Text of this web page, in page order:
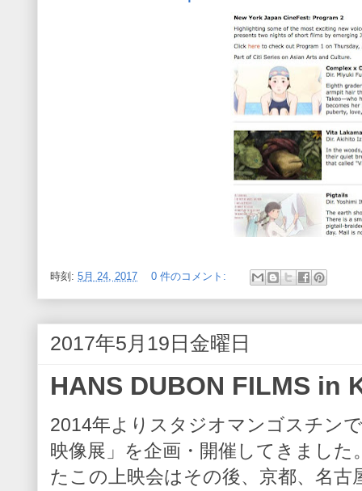
時刻: 5月 24, 2017 0 件のコメント:
2017年5月19日金曜日
HANS DUBON FILMS in
2014年よりスタジオマンゴスチン
映像展」を企画・開催してきまし
たこの上映会はその後、京都、名